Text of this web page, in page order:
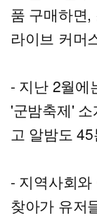
품 구매하면
라이브 커머
- 지난 2월에
'군밤축제'
고 알밤도
- 지역사회
찾아가 유저